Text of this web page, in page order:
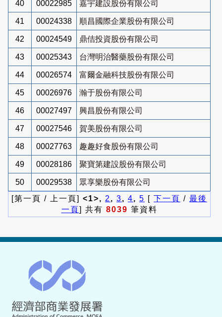
40 00022985 嘉宇建設股份有限公司
41 00024338 順昌國際企業股份有限公司
42 00024549 鼎佶投資股份有限公司
43 00025343 台灣明治醫藥股份有限公司
44 00026574 富爾金融科技股份有限公司
45 00026976 瀚于股份有限公司
46 00027497 興昌股份有限公司
47 00027546 賀美股份有限公司
48 00027763 趣趣好食股份有限公司
49 00028186 聚寶第建設股份有限公司
50 00029538
眾享樂股份有限公司
[第一頁 / 上一頁] <1>, 2 , 3, 4, 5 [ 下一頁 / 最後
一頁] 共有 8039 筆資料